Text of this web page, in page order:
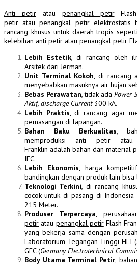
Anti petiratau penangkal petirFlash
petir atau penangkal petir elektrostatis
rancang khusus untuk daerah tropis
kelebihan anti petir atau penangkal petir
Lebih Estetik, di rancang oleh
Arsitek dari Jerman.
Unit Terminal Kokoh, di rancang
menyebabkan masuknya air hujan
Bebas Perawatan, tidak ada Power
Aktif, discharge Current300 kA.
Lebih Praktis, di rancang agar
pemasangan di lapangan.
Bahan Baku Berkualitas,
memproduksi anti petir
Franklin adalah bahan dan material
IEC.
Lebih Ekonomis, harga
bandingkan dengan produk lain bisa
Teknologi Terkini, di rancang
cocok untuk di pasang di
215 Meter.
Produser Terpercaya,
petir atau penangkal petirFlash
yang bekerja sama dengan
Laboratorium Tegangan Tinggi HLI (
GEC (Germany Electrotechnical
Body Utama Terminal Petir,